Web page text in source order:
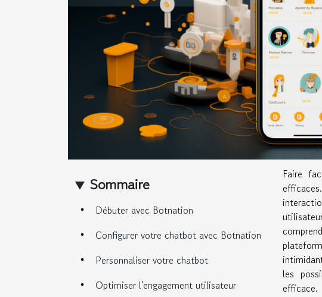
Sommaire
Débuter avec Botnation
Configurer votre chatbot avec Botnation
Personnaliser votre chatbot
Optimiser l'engagement utilisateur
Faire
les